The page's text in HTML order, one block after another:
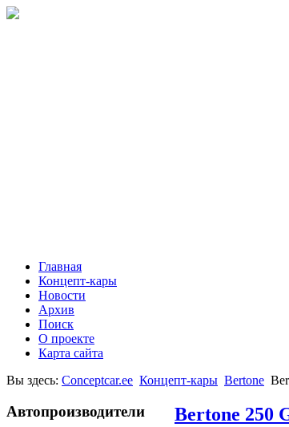
Главная
Концепт-кары
Новости
Архив
Поиск
О проекте
Карта сайта
Вы здесь: Conceptcar.ee Концепт-кары Bertone
Автопроизводители Bertone 250